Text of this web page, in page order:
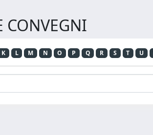
K L M N O P Q R S T U